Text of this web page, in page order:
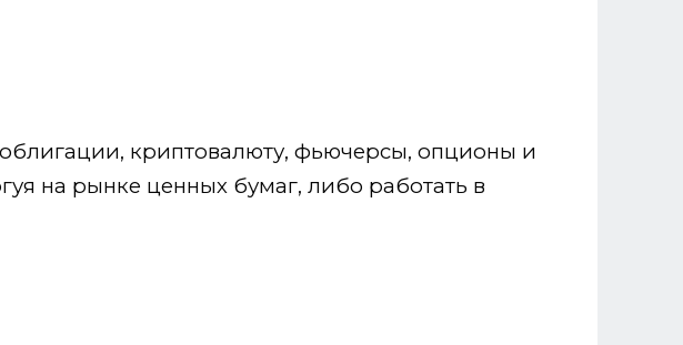
криптовалюту, фьючерсы, опционы и
на рынке ценных бумаг, либо работать в